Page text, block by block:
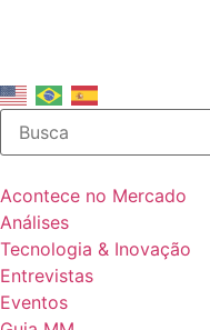
Acontece no Mercado
Análises
Tecnologia & Inovação
Entrevistas
Eventos